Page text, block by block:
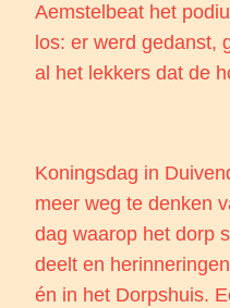
Aemstelbeat het
los: er werd gedanst,
al het lekkers dat de
Koningsdag in
meer weg te denken
dag waarop het dorp
deelt en
én in het Dorpshuis.